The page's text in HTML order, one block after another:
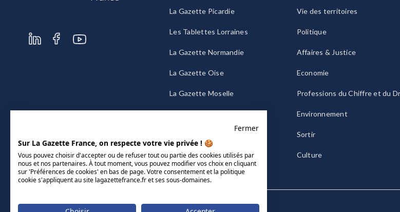
La Gazette Picardie
Les Tablettes Lorraines
La Gazette Normandie
La Gazette Oise
La Gazette Moselle
Vie des territoires
Politique
Affaires & Justice
Economie
Professions du Chiffre et du
Environnement
Sortir
Culture
Fermer
Sur La Gazette France, on respecte votre vie privée ! 🍪
Vous pouvez choisir d'accepter ou de refuser tout ou partie des cookies utilisés par
nous et nos partenaires. À tout moment, vous pouvez modifier vos choix en cliquant
sur 'Préférences de cookies' en bas de page. Votre consentement et la politique
cookie s'appliquent au site lagazettefrance.fr et ses sous-domaines.